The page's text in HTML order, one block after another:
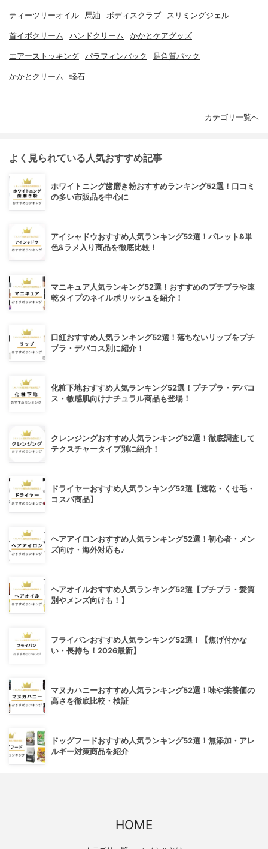
ティーツリーオイル 馬油 ボディスクラブ スリミングジェル
首イボクリーム ハンドクリーム かかとケアグッズ
エアーストッキング パラフィンパック 足角質パック
かかとクリーム 軽石
カテゴリ一覧へ
よく見られている人気おすすめ記事
ホワイトニング歯磨き粉おすすめランキング52選！口コミ
の多い市販品を中心に
アイシャドウおすすめ人気ランキング52選！パレット&単
色&ラメ入り商品を徹底比較！
マニキュア人気ランキング52選！おすすめのプチプラや速
乾タイプのネイルポリッシュを紹介！
口紅おすすめ人気ランキング52選！落ちないリップをプチ
プラ・デパコス別に紹介！
化粧下地おすすめ人気ランキング52選！プチプラ・デパコ
ス・敏感肌向けナチュラル商品も登場！
クレンジングおすすめ人気ランキング52選！徹底調査して
テクスチャータイプ別に紹介！
ドライヤーおすすめ人気ランキング52選【速乾・くせ毛・
コスパ商品】
ヘアアイロンおすすめ人気ランキング52選！初心者・メン
ズ向け・海外対応も♪
ヘアオイルおすすめ人気ランキング52選【プチプラ・髪質
別やメンズ向けも！】
フライパンおすすめ人気ランキング52選！【焦げ付かな
い・長持ち！2026最新】
マヌカハニーおすすめ人気ランキング52選！味や栄養価の
高さを徹底比較・検証
ドッグフードおすすめ人気ランキング52選！無添加・アレ
ルギー対策商品を紹介
HOME